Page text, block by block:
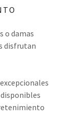
o damas
disfrutan